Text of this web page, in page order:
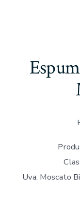
Uva: Moscato